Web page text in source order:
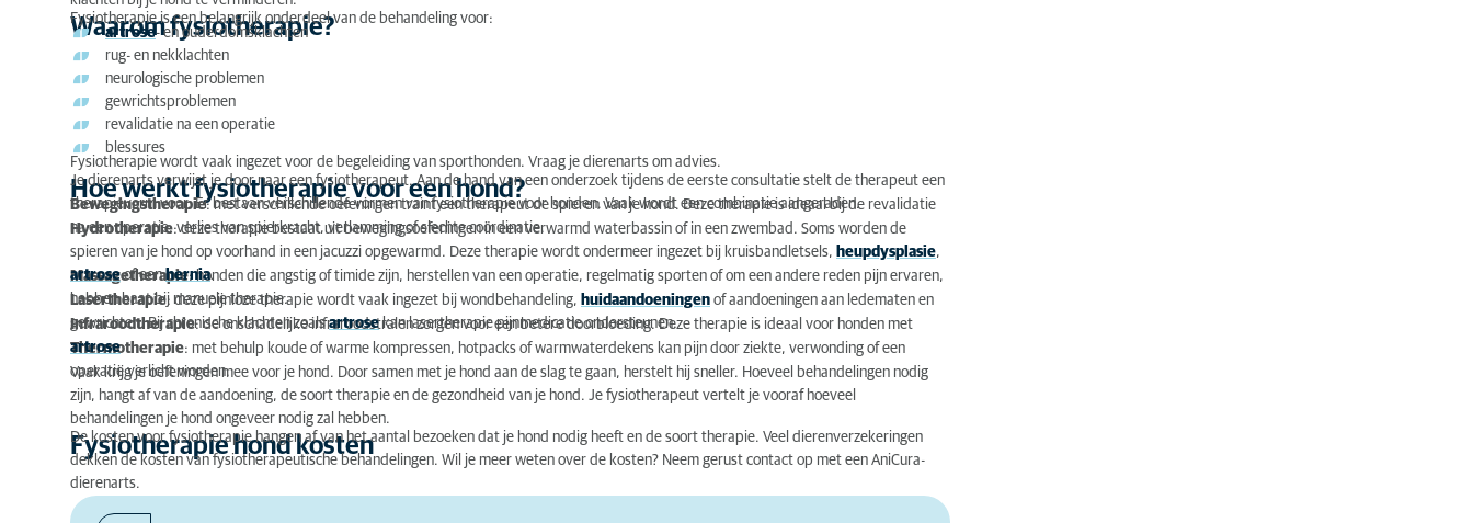
Hoe werkt fysiotherapie voor een hond?
Fysiotherapie hond kosten
Waarom fysiotherapie?
Fysiotherapie is een belangrijk onderdeel van de behandeling voor:
artrose- en ouderdomsklachten
rug- en nekklachten
neurologische problemen
gewrichtsproblemen
revalidatie na een operatie
blessures
Fysiotherapie wordt vaak ingezet voor de begeleiding van sporthonden. Vraag je dierenarts om advies.
Hoe werkt fysiotherapie voor een hond?
Je dierenarts verwijst je door naar een fysiotherapeut. Aan de hand van een onderzoek tijdens de eerste consultatie stelt de therapeut een
therapievorm voor. Er bestaan verschillende vormen van fysiotherapie voor honden. Vaak wordt een combinatie aangeraden.
Bewegingstherapie: met verschillende oefeningen traint een therapeut de spieren van je hond. Deze therapie is ideaal bij de revalidatie
na een operatie, verlies van spierkracht, verlamming of slechte coördinatie.
Hydrotherapie: deze therapie bestaat uit bewegingsoefeningen in een verwarmd waterbassin of in een zwembad. Soms worden de
spieren van je hond op voorhand in een jacuzzi opgewarmd. Deze therapie wordt ondermeer ingezet bij kruisbandletsels, heupdysplasie,
artroseof eenhernia.
Massagetherapie: honden die angstig of timide zijn, herstellen van een operatie, regelmatig sporten of om een andere reden pijn ervaren,
hebben baat bij manuele therapie.
Lasertherapie: deze pijnloze therapie wordt vaak ingezet bij wondbehandeling, huidaandoeningen of aandoeningen aan ledematen en
gewrichten. Bij chronische klachten zoalsartrosekan lasertherapie pijnmedicatie ondersteunen.
Infraroodtherapie: de onschadelijke infraroodstralen zorgen voor een betere doorbloeding. Deze therapie is ideaal voor honden met
artrose.
Thermotherapie: met behulp koude of warme kompressen, hotpacks of warmwaterdekens kan pijn door ziekte, verwonding of een
operatie verlicht worden.
Vaak krijg je oefeningen mee voor je hond. Door samen met je hond aan de slag te gaan, herstelt hij sneller. Hoeveel behandelingen nodig
zijn, hangt af van de aandoening, de soort therapie en de gezondheid van je hond. Je fysiotherapeut vertelt je vooraf hoeveel
behandelingen je hond ongeveer nodig zal hebben.
Fysiotherapie hond kosten
De kosten voor fysiotherapie hangen af van het aantal bezoeken dat je hond nodig heeft en de soort therapie. Veel dierenverzekeringen
dekken de kosten van fysiotherapeutische behandelingen. Wil je meer weten over de kosten? Neem gerust contact op met een AniCura-
dierenarts.